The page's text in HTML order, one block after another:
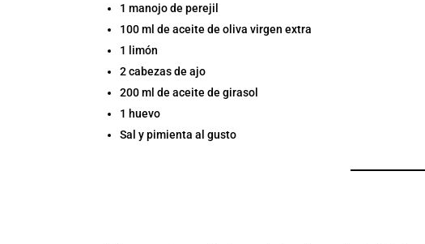
1 manojo de perejil
100 ml de aceite de oliva virgen extra
1 limón
2 cabezas de ajo
200 ml de aceite de girasol
1 huevo
Sal y pimienta al gusto